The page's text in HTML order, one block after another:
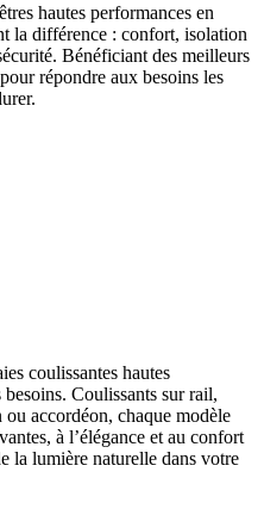
hautes performances en
la différence : confort, isolation
Bénéficiant des meilleurs
répondre aux besoins les
coulissantes hautes
Coulissants sur rail,
accordéon, chaque modèle
à l’élégance et au confort
la lumière naturelle dans votre